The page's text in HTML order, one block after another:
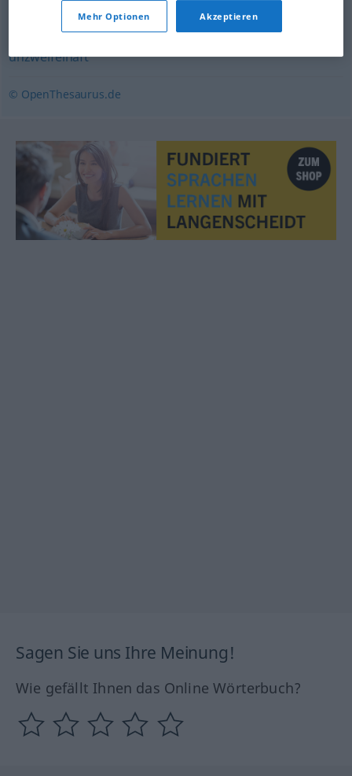
wahrlich , absolut bestimmt jedenfalls (ugs.)
zweifellos,definitiv,unausweichlich,gewiss,unbedingt
unzweifelhaft
© OpenThesaurus.de
Sagen Sie uns Ihre Meinung!
Wie gefällt Ihnen das Online Wörterbuch?
Mehr Optionen Akzeptieren